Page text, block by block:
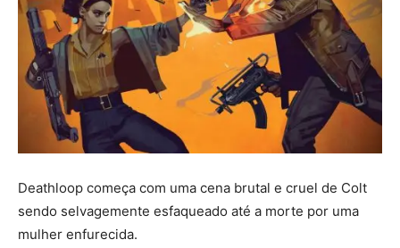
Deathloop começa com uma cena brutal e cruel de Colt
sendo selvagemente esfaqueado até a morte por uma
mulher enfurecida.